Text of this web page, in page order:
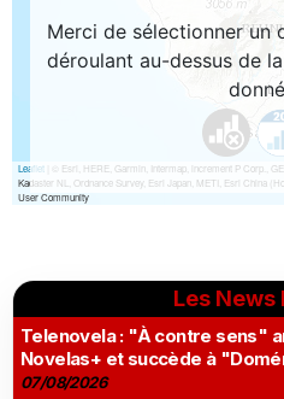
Les News
Telenovela : "À contre sens"
Novelas+ et succède à
07/08/2026